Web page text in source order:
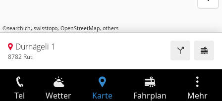
©search.ch, swisstopo, OpenStreetMap, others
Durnägeli 1
8782 Rüti
Tel Wetter Karte Fahrplan Mehr